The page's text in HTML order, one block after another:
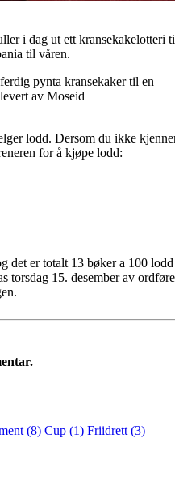
i dag ut ett kransekakelotteri
til våren.
pynta kransekaker til en
av Moseid
lodd. Dersom du ikke
for å kjøpe lodd:
det er totalt 13 bøker a 100 lodd
torsdag 15. desember av
(8) Cup (1) Friidrett (3)